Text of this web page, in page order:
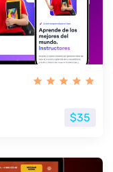
$35